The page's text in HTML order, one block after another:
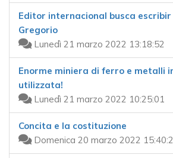
Editor internacional busca escribir
Gregorio
Lunedì 21 marzo 2022 13:18:52
Enorme miniera di ferro e metalli
utilizzata!
Lunedì 21 marzo 2022 10:25:01
Concita e la costituzione
Domenica 20 marzo 2022